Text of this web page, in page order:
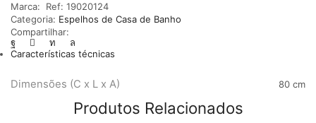
Marca: Ref: 19020124
Categoria: Espelhos de Casa de Banho
Compartilhar:
Características técnicas
Dimensões (C x L x A) 80 cm
Produtos Relacionados